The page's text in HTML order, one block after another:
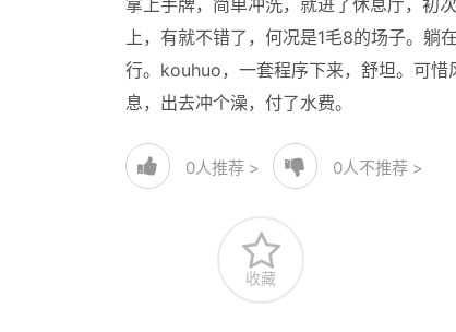
拿上手牌，简单冲洗，就进了休息厅，初
上，有就不错了，何况是1毛8的场子。躺
行。kouhuo，一套程序下来，舒坦。可
息，出去冲个澡，付了水费。
0人推荐 > 0人不推荐 >
收藏